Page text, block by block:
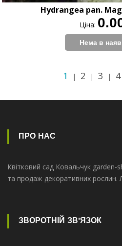
Hydrangea pan.
Ціна:
1 | 2 | 3 | 4
ПРО НАС
Квітковий сад Ковальчук
та продаж декоративних рослин.
ЗВОРОТНІЙ ЗВ'ЯЗОК